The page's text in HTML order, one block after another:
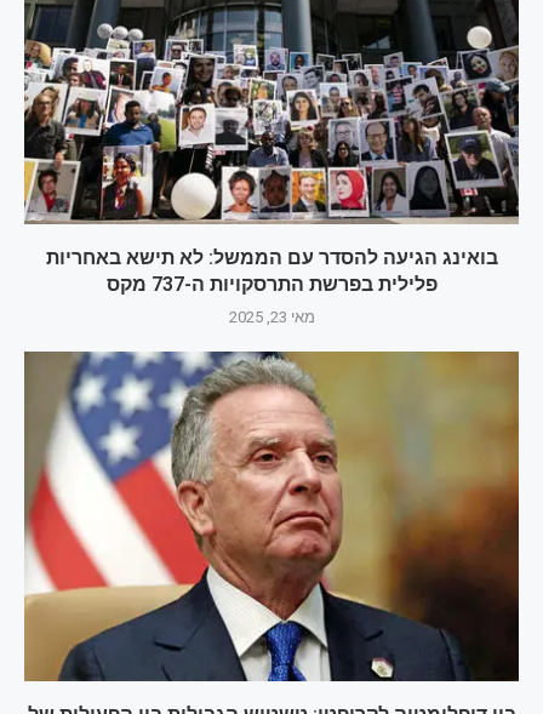
בואינג הגיעה להסדר עם הממשל: לא תישא באחריות
פלילית בפרשת התרסקויות ה-737 מקס
מאי 23, 2025